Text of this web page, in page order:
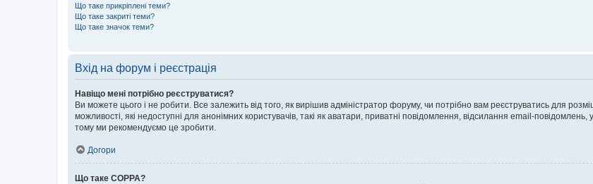
Що таке прикріплені теми?
Що таке закриті теми?
Що таке значок теми?
Вхід на форум і реєстрація
Навіщо мені потрібно реєструватися?
Ви можете цього і не робити. Все залежить від того, як вирішив адміністратор форуму, чи потрібно вам реєструватись для
можливості, які недоступні для анонімних користувачів, такі як аватари, приватні повідомлення, відсилання email-повідомлень,
тому ми рекомендуємо це зробити.
Догори
Що таке COPPA?